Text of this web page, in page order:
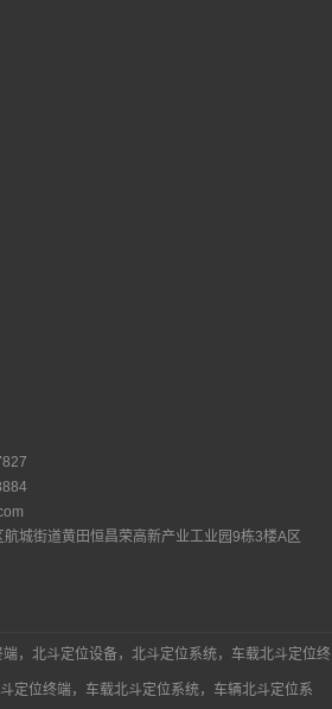
城街道黄田恒昌荣高新产业工业园9栋3楼A区
，北斗定位设备，北斗定位系统，车载北斗定位终
定位终端，车载北斗定位系统，车辆北斗定位系